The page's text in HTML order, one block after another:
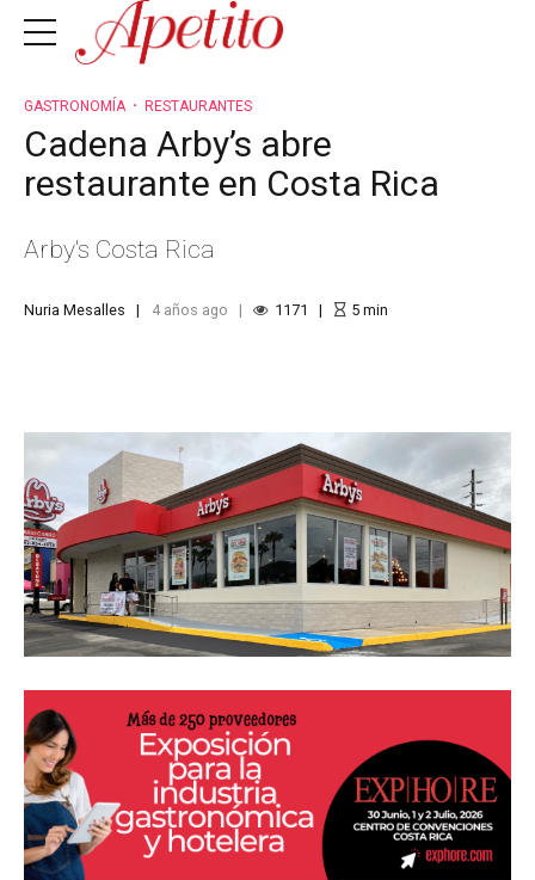
GASTRONOMÍA RESTAURANTES
Cadena Arby’s abre
restaurante en Costa Rica
Arby's Costa Rica
Nuria Mesalles 4 años ago 1171 5min